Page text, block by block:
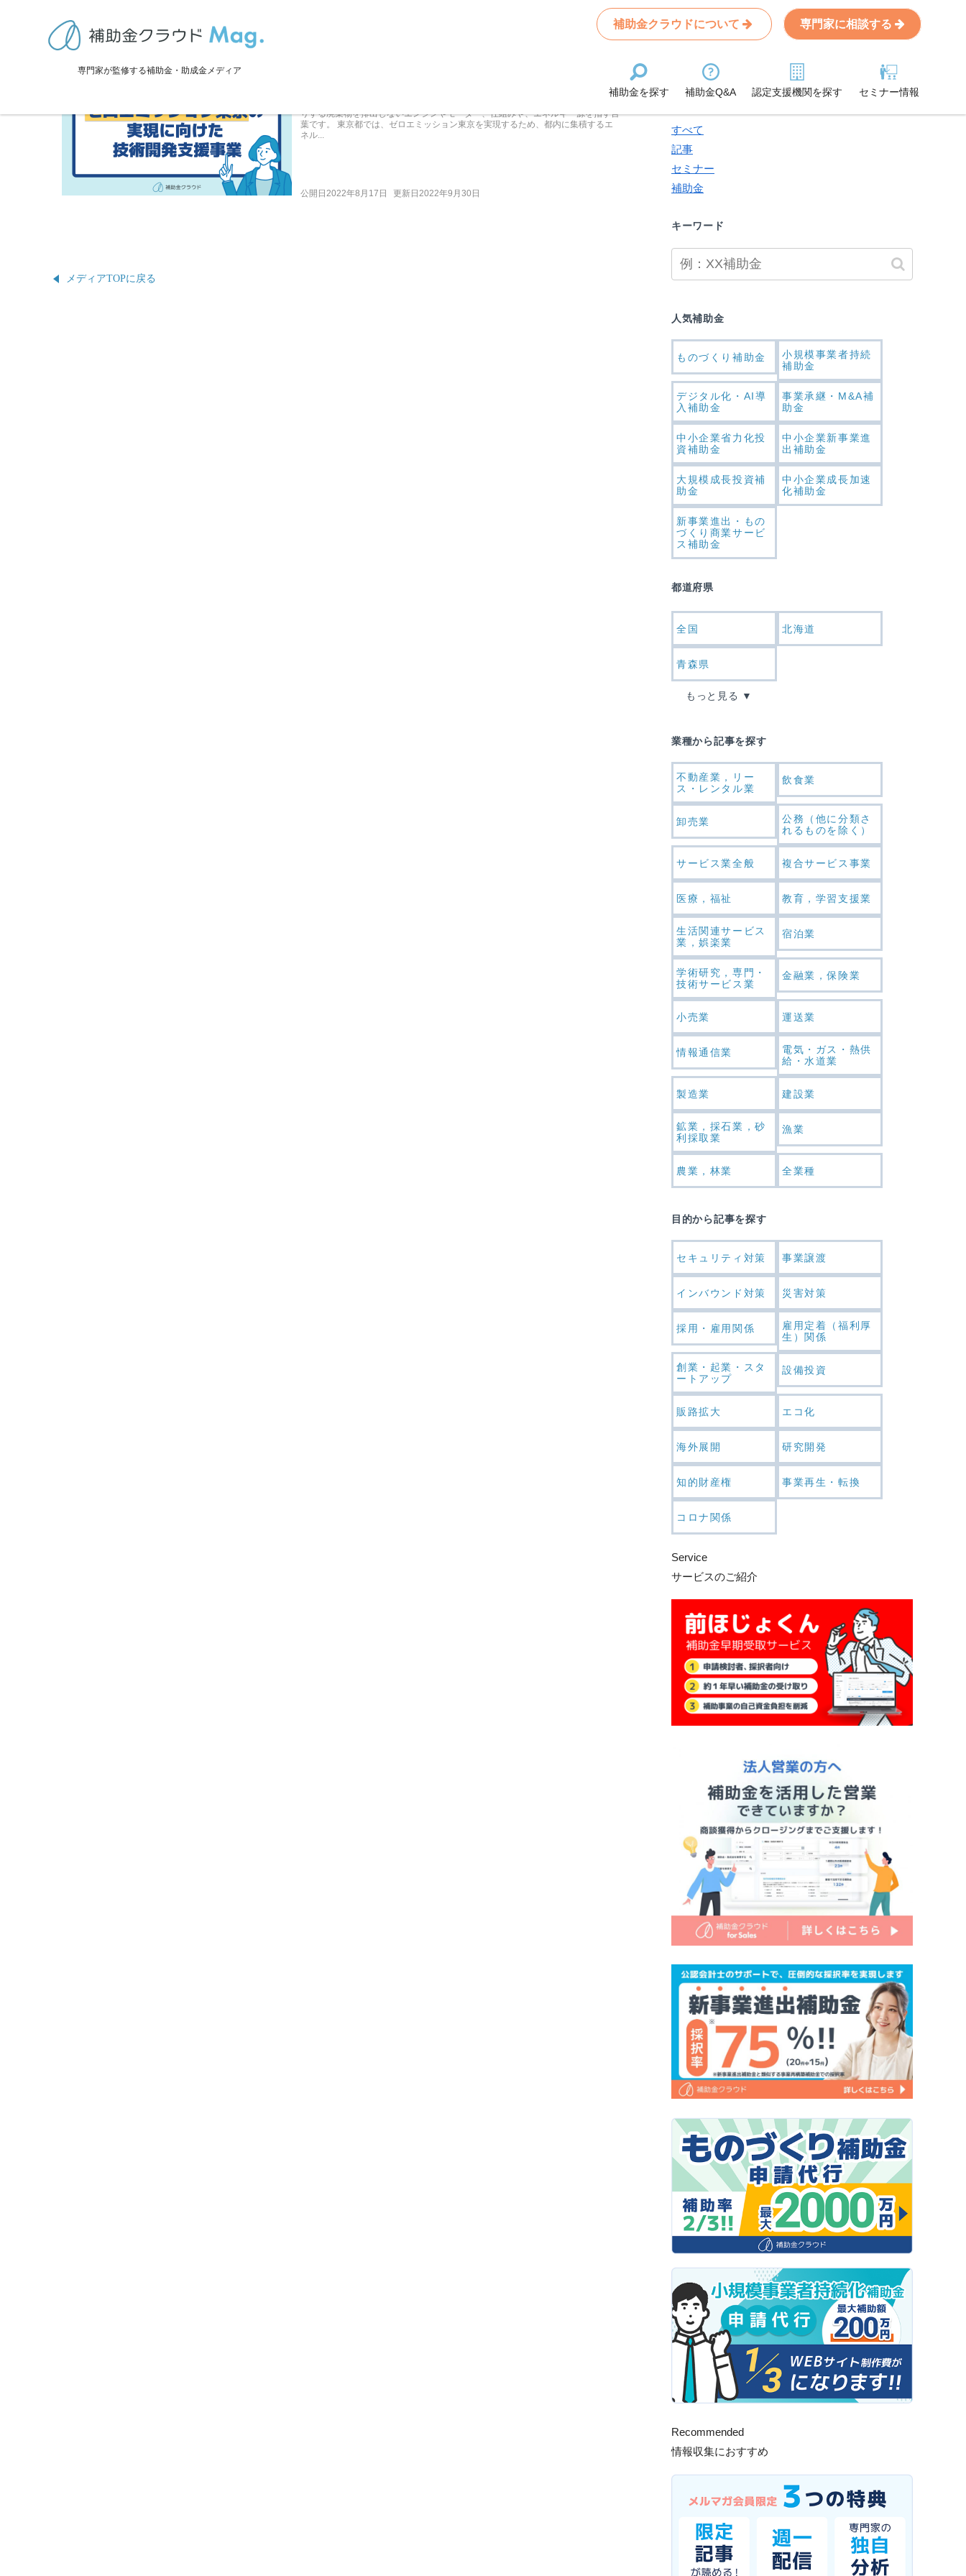
専門家が監修する補助金・助成金メディア
補助金クラウドについて 専門家に相談する
補助金を探す 補助金Q&A 認定支援機関を探す セミナー情報
東久留米市の補助金・助成金・支援金の一覧
りする廃棄物を排出しないエンジンやモーター、仕組みや、エネルギー源を指す言
葉です。 東京都では、ゼロエミッション東京を実現するため、都内に集積するエ
ネル...
公開日2022年8月17日 更新日2022年9月30日
メディアTOPに戻る
Search
検索対象
すべて
記事
セミナー
補助金
キーワード
人気補助金
ものづくり補助金
小規模事業者持続
補助金
デジタル化・AI導
入補助金
事業承継・M&A補
助金
中小企業省力化投
資補助金
中小企業新事業進
出補助金
大規模成長投資補
助金
中小企業成長加速
化補助金
新事業進出・もの
づくり商業サービ
ス補助金
都道府県
全国 北海道
青森県
もっと見る
業種から記事を探す
不動産業，リー
ス・レンタル業
飲食業
卸売業
公務（他に分類さ
れるものを除く）
サービス業全般 複合サービス事業
医療，福祉 教育，学習支援業
生活関連サービス
業，娯楽業
宿泊業
学術研究，専門・
技術サービス業
金融業，保険業
小売業 運送業
情報通信業
電気・ガス・熱供
給・水道業
製造業 建設業
鉱業，採石業，砂
利採取業
漁業
農業，林業 全業種
目的から記事を探す
セキュリティ対策 事業譲渡
インバウンド対策 災害対策
採用・雇用関係
雇用定着（福利厚
生）関係
創業・起業・スタ
ートアップ
設備投資
販路拡大 エコ化
海外展開 研究開発
知的財産権 事業再生・転換
コロナ関係
Service
サービスのご紹介
Recommended
情報収集におすすめ